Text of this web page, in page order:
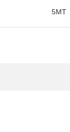
5MT